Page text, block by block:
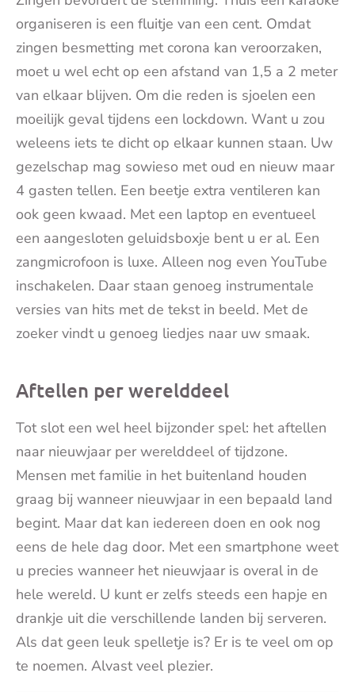
organiseren is een fluitje van een cent. Omdat
zingen besmetting met corona kan veroorzaken,
moet u wel echt op een afstand van 1,5 a 2 meter
van elkaar blijven. Om die reden is sjoelen een
moeilijk geval tijdens een lockdown. Want u zou
weleens iets te dicht op elkaar kunnen staan. Uw
gezelschap mag sowieso met oud en nieuw maar
4 gasten tellen. Een beetje extra ventileren kan
ook geen kwaad. Met een laptop en eventueel
een aangesloten geluidsboxje bent u er al. Een
zangmicrofoon is luxe. Alleen nog even YouTube
inschakelen. Daar staan genoeg instrumentale
versies van hits met de tekst in beeld. Met de
zoeker vindt u genoeg liedjes naar uw smaak.
Aftellen per werelddeel
Tot slot een wel heel bijzonder spel: het aftellen
naar nieuwjaar per werelddeel of tijdzone.
Mensen met familie in het buitenland houden
graag bij wanneer nieuwjaar in een bepaald land
begint. Maar dat kan iedereen doen en ook nog
eens de hele dag door. Met een smartphone weet
u precies wanneer het nieuwjaar is overal in de
hele wereld. U kunt er zelfs steeds een hapje en
drankje uit die verschillende landen bij serveren.
Als dat geen leuk spelletje is? Er is te veel om op
te noemen. Alvast veel plezier.